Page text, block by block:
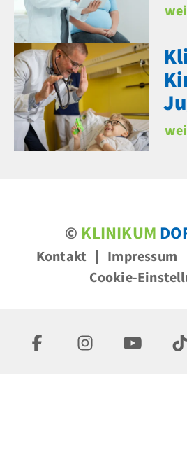
© KLINIKUM
Kontakt Impressum
Cookie-